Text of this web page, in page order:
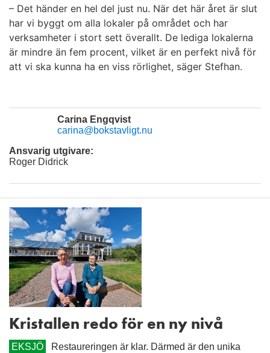
– Det händer en hel del just nu. När det här året är slut
har vi byggt om alla lokaler på området och har
verksamheter i stort sett överallt. De lediga lokalerna
är mindre än fem procent, vilket är en perfekt nivå för
att vi ska kunna ha en viss rörlighet, säger Stefhan.
Carina Engqvist
carina@bokstavligt.nu
Ansvarig utgivare:
Roger Didrick
Kristallen redo för en ny nivå
EKSJÖ
Restaureringen är klar. Därmed är den unika